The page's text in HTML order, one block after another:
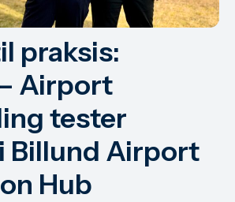
praksis:
Airport
tester
Billund Airport
Hub